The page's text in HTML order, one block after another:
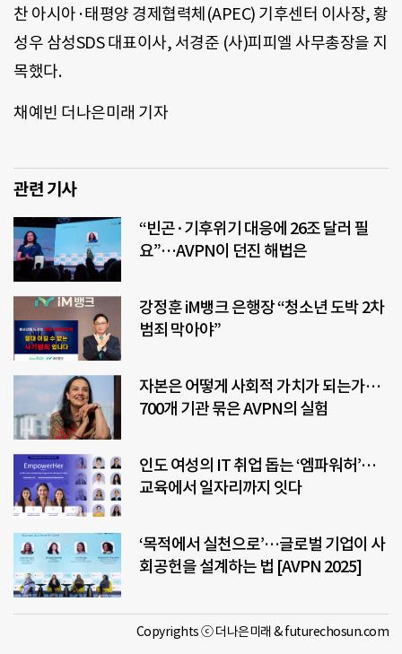
찬 아시아·태평양 경제협력체(APEC) 기후센터 이사장, 황
성우 삼성SDS 대표이사, 서경준 (사)피피엘 사무총장을 지
목했다.
채예빈 더나은미래 기자
관련 기사
“빈곤·기후위기 대응에 26조 달러 필
요”…AVPN이 던진 해법은
강정훈 iM뱅크 은행장 “청소년 도박 2차
범죄 막아야”
자본은 어떻게 사회적 가치가 되는가…
700개 기관 묶은 AVPN의 실험
인도 여성의 IT 취업 돕는 ‘엠파워허’…
교육에서 일자리까지 잇다
‘목적에서 실천으로’…글로벌 기업이 사
회공헌을 설계하는 법 [AVPN 2025]
Copyrights ⓒ 더나은미래 & futurechosun.com